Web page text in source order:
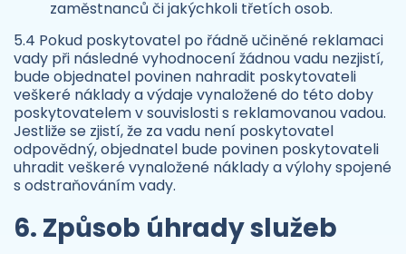
zaměstnanců či jakýchkoli třetích osob.
5.4 Pokud poskytovatel po řádně učiněné reklamaci
vady při následné vyhodnocení žádnou vadu nezjistí,
bude objednatel povinen nahradit poskytovateli
veškeré náklady a výdaje vynaložené do této doby
poskytovatelem v souvislosti s reklamovanou vadou.
Jestliže se zjistí, že za vadu není poskytovatel
odpovědný, objednatel bude povinen poskytovateli
uhradit veškeré vynaložené náklady a výlohy spojené
s odstraňováním vady.
6. Způsob úhrady služeb